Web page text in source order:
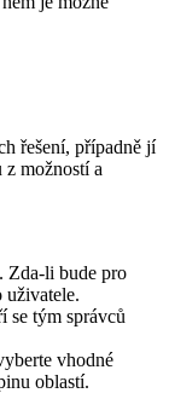
řešení, případně jí
možností a
Zda-li bude pro
uživatele.
se tým správců
vhodné
oblastí.